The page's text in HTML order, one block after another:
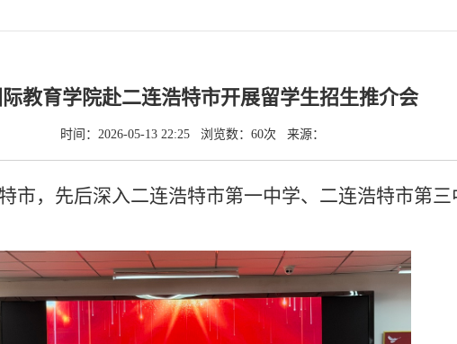
际教育学院赴二连浩特市开展留学生招生推介会
时间：2026-05-13 22:25 浏览数： 60次 来源：
市，先后深入二连浩特市第一中学、 二连浩特市第